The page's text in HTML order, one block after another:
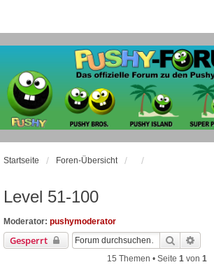
Startseite Foren-Übersicht
Level 51-100
Moderator: pushymoderator
Gesperrt Suche
15 Themen • Seite 1von 1